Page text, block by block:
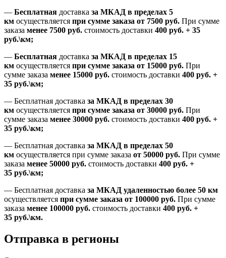
— Бесплатная доставка за МКАД в пределах 5
км осуществляется при сумме заказа от 7500 руб. При сумме
заказа менее 7500 руб. стоимость доставки 400 руб. + 35
руб.\км;
— Бесплатная доставка за МКАД в пределах 15
км осуществляется при сумме заказа от 15000 руб. При
сумме заказа менее 15000 руб. стоимость доставки 400 руб. +
35 руб.\км;
— Бесплатная доставка за МКАД в пределах 30
км осуществляется при сумме заказа от 30000 руб. При
сумме заказа менее 30000 руб. стоимость доставки 400 руб. +
35 руб.\км;
— Бесплатная доставка за МКАД в пределах 50
км осуществляется при сумме заказа от 50000 руб. При сумме
заказа менее 50000 руб. стоимость доставки 400 руб. +
35 руб.\км;
— Бесплатная доставка за МКАД удаленностью более 50 км
осуществляется при сумме заказа от 100000 руб. При сумме
заказа менее 100000 руб. стоимость доставки 400 руб. +
35 руб.\км.
Отправка в регионы